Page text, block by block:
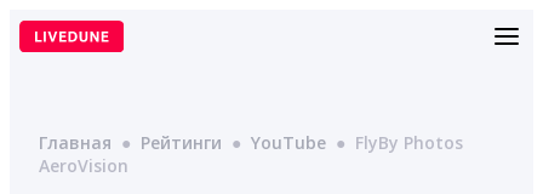
Перейти
Главная ● Рейтинги ● YouTube ● FlyBy Photos
AeroVision